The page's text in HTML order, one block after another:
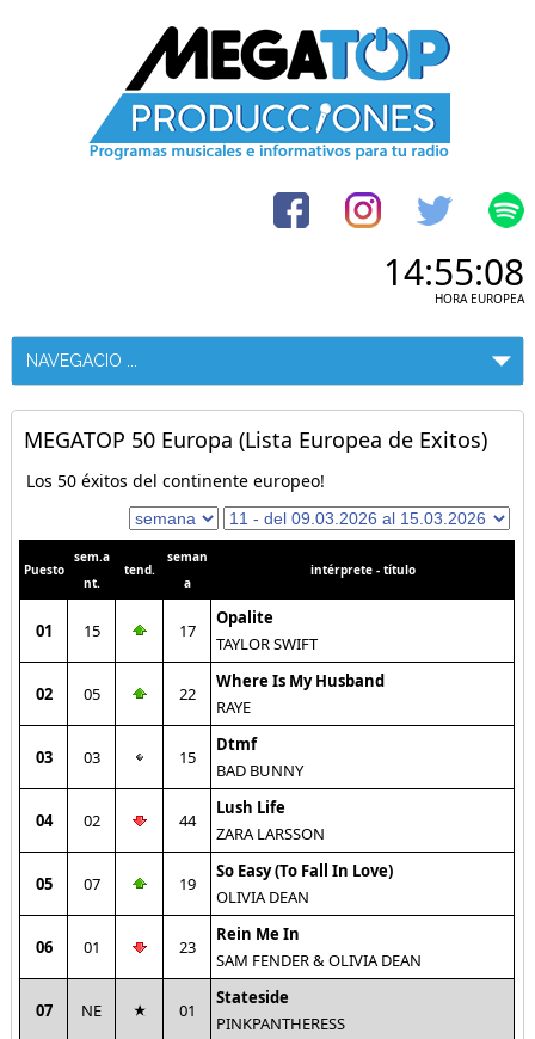
14:55:08
HORA EUROPEA
MEGATOP 50 Europa (Lista Europea de Exitos)
Los 50 éxitos del continente europeo!
Puesto
sem.a
nt.
tend.
seman
a
intérprete - título
01 15 17
Opalite
TAYLOR SWIFT
02 05 22
Where Is My Husband
RAYE
03 03 15
Dtmf
BAD BUNNY
04 02 44
Lush Life
ZARA LARSSON
05 07 19
So Easy (To Fall In Love)
OLIVIA DEAN
06 01 23
Rein Me In
SAM FENDER & OLIVIA DEAN
07 NE 01
Stateside
PINKPANTHERESS